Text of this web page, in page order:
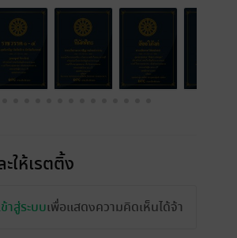
ให้เรตติ้ง
ข้าสู่ระบบเพื่อแสดงความคิดเห็นได้จ้า